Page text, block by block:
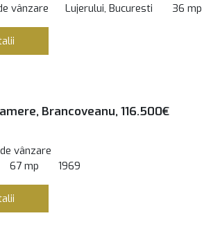
vânzare Lujerului, Bucuresti 36 mp
Brancoveanu, 116.500€
vânzare
67 mp 1969